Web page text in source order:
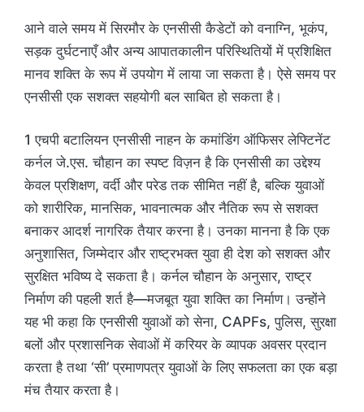
आने वाले समय में सिरमौर के एनसीसी कैडेटों को वनाग्नि, भूकंप,
सड़क दुर्घटनाएँ और अन्य आपातकालीन परिस्थितियों में प्रशिक्षित
मानव शक्ति के रूप में उपयोग में लाया जा सकता है। ऐसे समय पर
एनसीसी एक सशक्त सहयोगी बल साबित हो सकता है।
1 एचपी बटालियन एनसीसी नाहन के कमांडिंग ऑफिसर लेफ्टिनेंट
कर्नल जे.एस. चौहान का स्पष्ट विज़न है कि एनसीसी का उद्देश्य
केवल प्रशिक्षण, वर्दी और परेड तक सीमित नहीं है, बल्कि युवाओं
को शारीरिक, मानसिक, भावनात्मक और नैतिक रूप से सशक्त
बनाकर आदर्श नागरिक तैयार करना है। उनका मानना है कि एक
अनुशासित, जिम्मेदार और राष्ट्रभक्त युवा ही देश को सशक्त और
सुरक्षित भविष्य दे सकता है। कर्नल चौहान के अनुसार, राष्ट्र
निर्माण की पहली शर्त है—मजबूत युवा शक्ति का निर्माण। उन्होंने
यह भी कहा कि एनसीसी युवाओं को सेना, CAPFs, पुलिस, सुरक्षा
बलों और प्रशासनिक सेवाओं में करियर के व्यापक अवसर प्रदान
करता है तथा ‘सी’ प्रमाणपत्र युवाओं के लिए सफलता का एक बड़ा
मंच तैयार करता है।